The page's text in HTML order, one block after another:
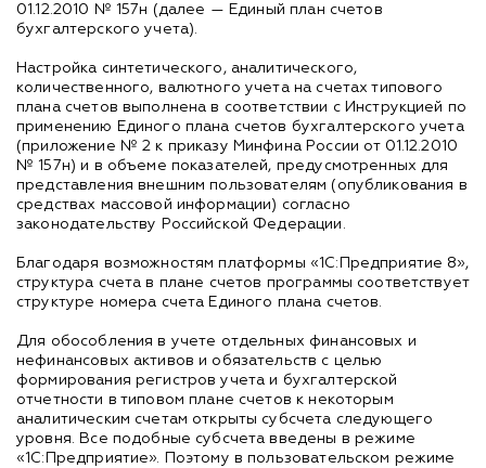
01.12.2010 № 157н (далее — Единый план счетов
бухгалтерского учета).
Настройка синтетического, аналитического,
количественного, валютного учета на счетах типового
плана счетов выполнена в соответствии с Инструкцией по
применению Единого плана счетов бухгалтерского учета
(приложение № 2 к приказу Минфина России от 01.12.2010
№ 157н) и в объеме показателей, предусмотренных для
представления внешним пользователям (опубликования в
средствах массовой информации) согласно
законодательству Российской Федерации.
Благодаря возможностям платформы «1С:Предприятие 8»,
структура счета в плане счетов программы соответствует
структуре номера счета Единого плана счетов.
Для обособления в учете отдельных финансовых и
нефинансовых активов и обязательств с целью
формирования регистров учета и бухгалтерской
отчетности в типовом плане счетов к некоторым
аналитическим счетам открыты субсчета следующего
уровня. Все подобные субсчета введены в режиме
«1С:Предприятие». Поэтому в пользовательском режиме